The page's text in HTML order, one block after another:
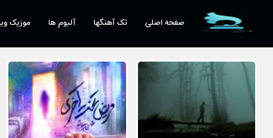
صفحه اصلی تک آهنگها آلبوم ها موزیک